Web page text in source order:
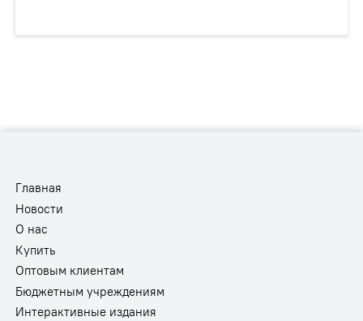
Главная
Новости
О нас
Купить
Оптовым клиентам
Бюджетным учреждениям
Интерактивные издания